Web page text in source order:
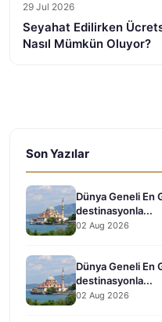
29 Jul 2026
Seyahat Edilirken
Nasıl Mümkün Oluyor?
Son Yazılar
Dünya Geneli En
destinasyonla...
02 Aug 2026
Dünya Geneli En
destinasyonla...
02 Aug 2026